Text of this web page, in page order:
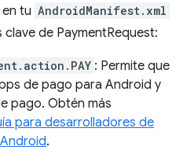
tu AndroidManifest.xml
de PaymentRequest:
: Permite que
de pago para Android y
pago. Obtén más
para desarrolladores de
.